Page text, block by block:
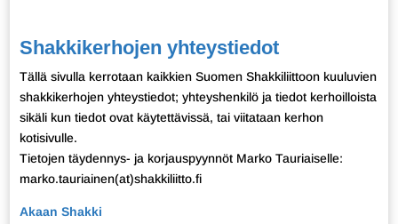
Shakkikerhojen yhteystiedot
Tällä sivulla kerrotaan kaikkien Suomen Shakkiliittoon kuuluvien
shakkikerhojen yhteystiedot; yhteyshenkilö ja tiedot kerhoilloista
sikäli kun tiedot ovat käytettävissä, tai viitataan kerhon
kotisivulle.
Tietojen täydennys- ja korjauspyynnöt Marko Tauriaiselle:
marko.tauriainen(at)shakkiliitto.fi
Akaan Shakki